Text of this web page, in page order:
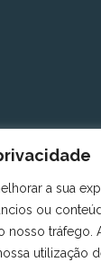
a sua
ou
nosso tráfego.
utilização